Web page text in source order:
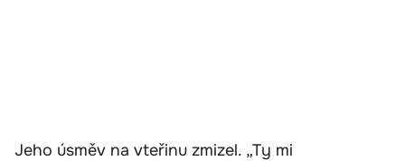
Jeho úsměv na vteřinu zmizel. „Ty mi